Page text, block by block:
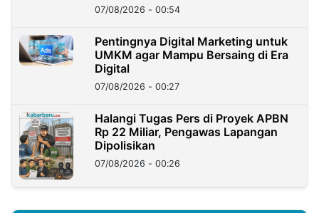
07/08/2026 - 00:54
Pentingnya Digital Marketing untuk
UMKM agar Mampu Bersaing di Era
Digital
07/08/2026 - 00:27
Halangi Tugas Pers di Proyek APBN
Rp 22 Miliar, Pengawas Lapangan
Dipolisikan
07/08/2026 - 00:26